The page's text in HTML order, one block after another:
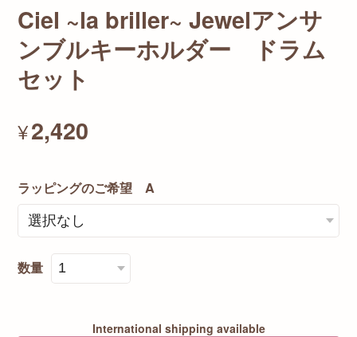
Ciel ~la briller~ Jewelアンサ
ンブルキーホルダー ドラム
セット
¥2,420
ラッピングのご希望 A
数量
International shipping available